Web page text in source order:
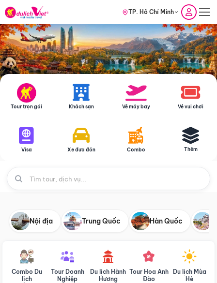
TP. Hồ Chí Minh
Tour trọn gói Khách sạn Vé máy bay Vé vui chơi
Visa Xe đưa đón Combo Thêm
Nội địa Trung Quốc Hàn Quốc
Combo Du
lịch
Tour Doanh
Nghiệp
Du lịch Hành
Hương
Tour Hoa Anh
Đào
Du lịch Mùa
Hè